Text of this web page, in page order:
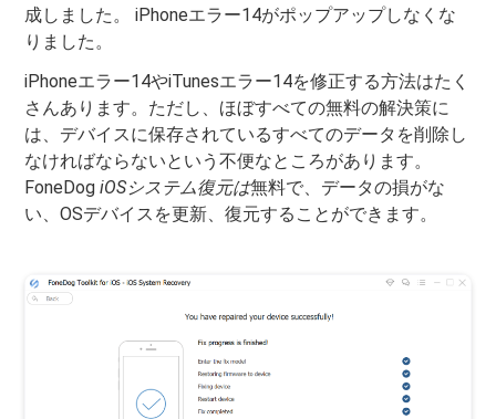
成しました。 iPhoneエラー14がポップアップしなくな
りました。
iPhoneエラー14やiTunesエラー14を修正する方法はたく
さんあります。ただし、ほぼすべての無料の解決策に
は、デバイスに保存されているすべてのデータを削除し
なければならないという不便なところがあります。
FoneDog iOSシステム復元は無料で、データの損がな
い、OSデバイスを更新、復元することができます。